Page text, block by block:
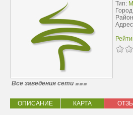
Тип:
Все заведения сети
ОПИСАНИЕ КАРТА